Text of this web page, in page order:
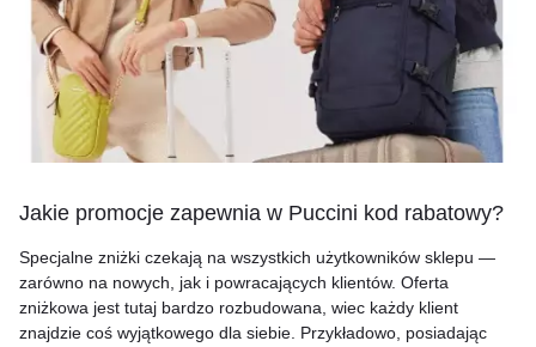
Jakie promocje zapewnia w Puccini kod rabatowy?
Specjalne zniżki czekają na wszystkich użytkowników sklepu —
zarówno na nowych, jak i powracających klientów. Oferta
zniżkowa jest tutaj bardzo rozbudowana, wiec każdy klient
znajdzie coś wyjątkowego dla siebie. Przykładowo, posiadając